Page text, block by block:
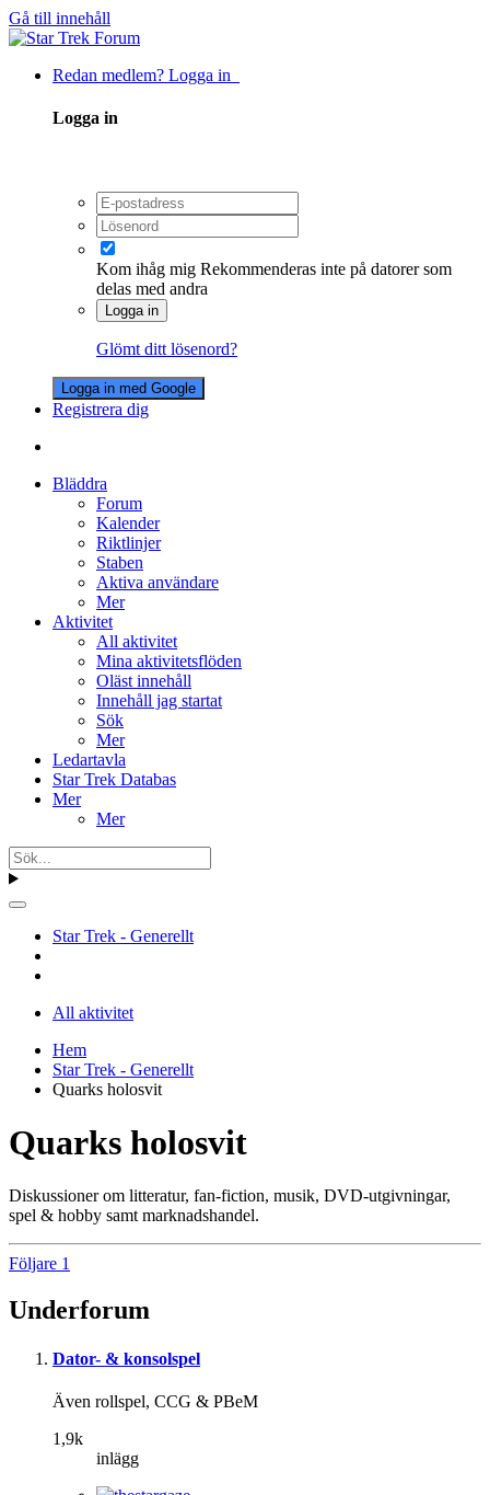
Gå till innehåll
Redan medlem? Logga in
Logga in
Kom ihåg mig Rekommenderas inte på datorer som
delas med andra
Logga in
Glömt ditt lösenord?
Logga in med Google
Registrera dig
Bläddra
Forum
Kalender
Riktlinjer
Staben
Aktiva användare
Mer
Aktivitet
All aktivitet
Mina aktivitetsflöden
Oläst innehåll
Innehåll jag startat
Sök
Mer
Ledartavla
Star Trek Databas
Mer
Mer
Star Trek - Generellt
All aktivitet
Hem
Star Trek - Generellt
Quarks holosvit
Quarks holosvit
Diskussioner om litteratur, fan-fiction, musik, DVD-utgivningar,
spel & hobby samt marknadshandel.
Följare 1
Underforum
Dator- & konsolspel
Även rollspel, CCG & PBeM
1,9k
inlägg